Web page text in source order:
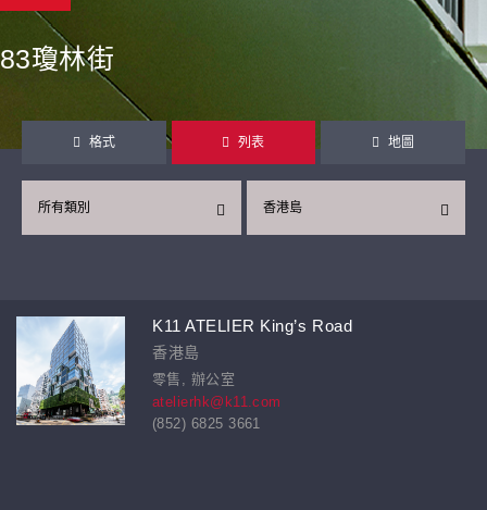
83瓊林街
格式 列表 地圖
香港島
所有類別
K11 ATELIER King’s Road
香港島
零售, 辦公室
atelierhk@k11.com
(852) 6825 3661